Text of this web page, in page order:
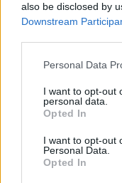
also be disclosed by
Downstream
Personal Data
I want to opt-out
personal data.
Opted In
I want to opt-out
Personal Data.
Opted In
Trouver des
Trouver un
meilleur prix sur
Paroles + Traduction
Commentaires
Voir la